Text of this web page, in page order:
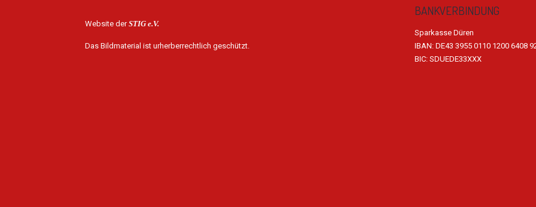
Website derSTIG e.V.
Das Bildmaterial ist urherberrechtlich geschützt.
BANKVERBINDUNG
Sparkasse Düren
IBAN: DE43 3955 0110 1200 6408
BIC: SDUEDE33XXX